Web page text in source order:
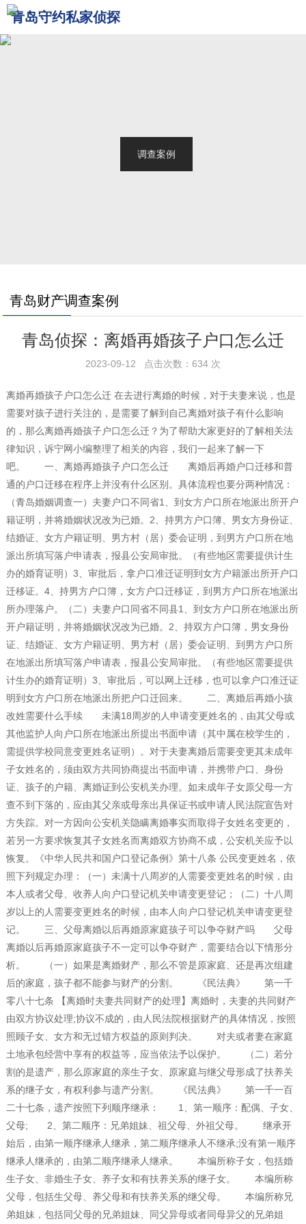
青岛守约私家侦探
调查案例
青岛财产调查案例
青岛侦探：离婚再婚孩子户口怎么迁
2023-09-12 点击次数：634 次
离婚再婚孩子户口怎么迁 在去进行离婚的时候，对于夫妻来说，也是
需要对孩子进行关注的，是需要了解到自己离婚对孩子有什么影响
的，那么离婚再婚孩子户口怎么迁？为了帮助大家更好的了解相关法
律知识，诉宁网小编整理了相关的内容，我们一起来了解一下
吧。 一、离婚再婚孩子户口怎么迁 离婚后再婚户口迁移和普
通的户口迁移在程序上并没有什么区别。具体流程也要分两种情况：
（青岛婚姻调查一）夫妻户口不同省1、到女方户口所在地派出所开户
籍证明，并将婚姻状况改为已婚。2、持男方户口簿、男女方身份证、
结婚证、女方户籍证明、男方村（居）委会证明，到男方户口所在地
派出所填写落户申请表，报县公安局审批。（有些地区需要提供计生
办的婚育证明）3、审批后，拿户口准迁证明到女方户籍派出所开户口
迁移证。4、持男方户口簿，女方户口迁移证，到男方户口所在地派出
所办理落户。（二）夫妻户口同省不同县1、到女方户口所在地派出所
开户籍证明，并将婚姻状况改为已婚。2、持双方户口簿，男女身份
证、结婚证、女方户籍证明、男方村（居）委会证明、到男方户口所
在地派出所填写落户申请表，报县公安局审批。（有些地区需要提供
计生办的婚育证明）3、审批后，可以网上迁移，也可以拿户口准迁证
明到女方户口所在地派出所把户口迁回来。 二、离婚后再婚小孩
改姓需要什么手续 未满18周岁的人申请变更姓名的，由其父母或
其他监护人向户口所在地派出所提出书面申请（其中属在校学生的，
需提供学校同意变更姓名证明）。对于夫妻离婚后需要变更其未成年
子女姓名的，须由双方共同协商提出书面申请，并携带户口、身份
证、孩子的户籍、离婚证到公安机关办理。如未成年子女原父母一方
查不到下落的，应由其父亲或母亲出具保证书或申请人民法院宣告对
方失踪。对一方因向公安机关隐瞒离婚事实而取得子女姓名变更的，
若另一方要求恢复其子女姓名而离婚双方协商不成，公安机关应予以
恢复。《中华人民共和国户口登记条例》第十八条 公民变更姓名，依
照下列规定办理：（一）未满十八周岁的人需要变更姓名的时候，由
本人或者父母、收养人向户口登记机关申请变更登记；（二）十八周
岁以上的人需要变更姓名的时候，由本人向户口登记机关申请变更登
记。 三、父母离婚以后再婚原家庭孩子可以争夺财产吗 父母
离婚以后再婚原家庭孩子不一定可以争夺财产，需要结合以下情形分
析。 （一）如果是离婚财产，那么不管是原家庭、还是再次组建
后的家庭，孩子都不能参与财产的分割。 《民法典》 第一千
零八十七条 【离婚时夫妻共同财产的处理】离婚时，夫妻的共同财产
由双方协议处理;协议不成的，由人民法院根据财产的具体情况，按照
照顾子女、女方和无过错方权益的原则判决。 对夫或者妻在家庭
土地承包经营中享有的权益等，应当依法予以保护。 （二）若分
割的是遗产，那么原家庭的亲生子女、原家庭与继父母形成了扶养关
系的继子女，有权利参与遗产分割。 《民法典》 第一千一百
二十七条，遗产按照下列顺序继承： 1、第一顺序：配偶、子女、
父母; 2、第二顺序：兄弟姐妹、祖父母、外祖父母。 继承开
始后，由第一顺序继承人继承，第二顺序继承人不继承;没有第一顺序
继承人继承的，由第二顺序继承人继承。 本编所称子女，包括婚
生子女、非婚生子女、养子女和有扶养关系的继子女。 本编所称
父母，包括生父母、养父母和有扶养关系的继父母。 本编所称兄
弟姐妹，包括同父母的兄弟姐妹、同父异母或者同母异父的兄弟姐